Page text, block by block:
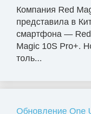
Компания Red
представила в
смартфона — Red
Magic 10S Pro+.
толь...
Обновление One